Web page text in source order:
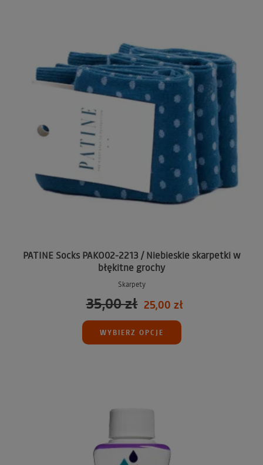
PATINE Socks PAKO02-2213 / Niebieskie skarpetki w
błękitne grochy
Skarpety
35,00 zł 25,00 zł
WYBIERZ OPCJE